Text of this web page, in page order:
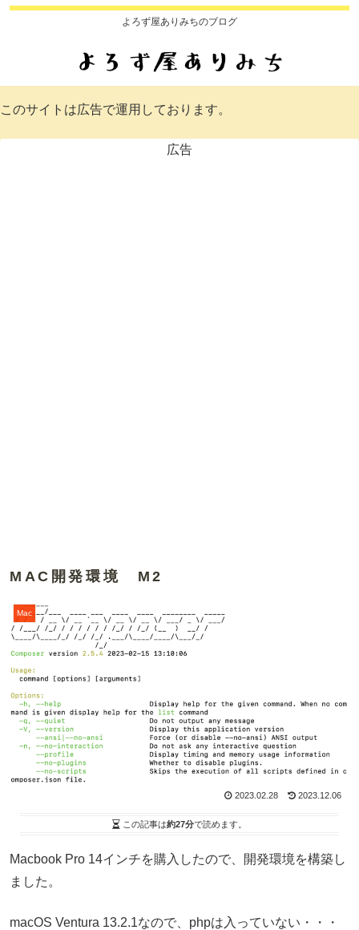
よろず屋ありみちのブログ
このサイトは広告で運用しております。
広告
MAC開発環境 M2
Mac
2023.02.28 2023.12.06
この記事は約27分で読めます。
Macbook Pro 14インチを購入したので、開発環境を構築し
ました。
macOS Ventura 13.2.1なので、phpは入っていない・・・